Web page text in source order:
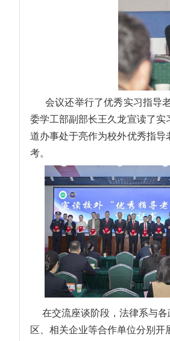
会议还举行了优秀实习指导
委学工部副部长王久龙宣读了实
道办事处于亮作为校外优秀指
考。
在交流座谈阶段 ， 法律系与各
区、相关企业等合作单位分别开